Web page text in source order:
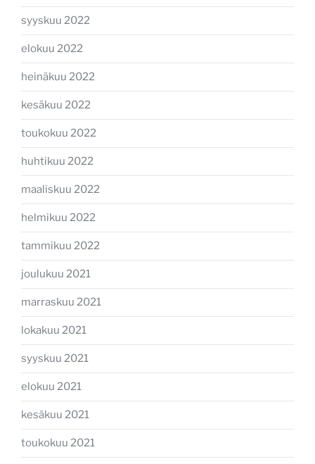
syyskuu 2022
elokuu 2022
heinäkuu 2022
kesäkuu 2022
toukokuu 2022
huhtikuu 2022
maaliskuu 2022
helmikuu 2022
tammikuu 2022
joulukuu 2021
marraskuu 2021
lokakuu 2021
syyskuu 2021
elokuu 2021
kesäkuu 2021
toukokuu 2021